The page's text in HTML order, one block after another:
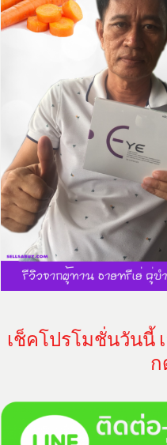
เช็คโปรโมชั่นวันนี้
ก